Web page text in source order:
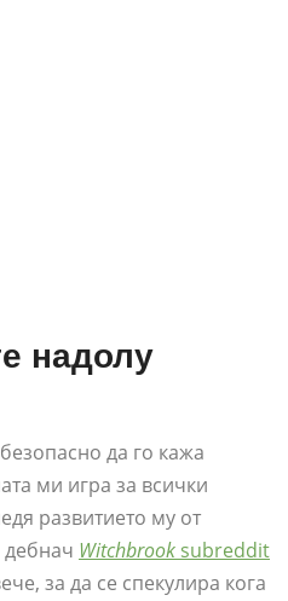
надолу
да го кажа
ми игра за всички
развитието му от
дебнач Witchbrook subreddit
за да се спекулира кога